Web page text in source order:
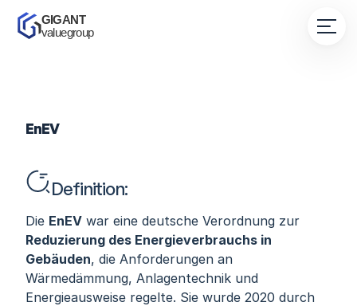
EnEV
Definition:
Die EnEV
Reduzierung des Energieverbrauchs in
Gebäuden, die Anforderungen an
Wärmedämmung, Anlagentechnik und
Energieausweise regelte. Sie wurde 2020 durch
GIGANT
valuegroup